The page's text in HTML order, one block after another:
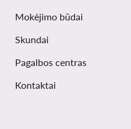
Mokėjimo būdai
Skundai
Pagalbos centras
Kontaktai